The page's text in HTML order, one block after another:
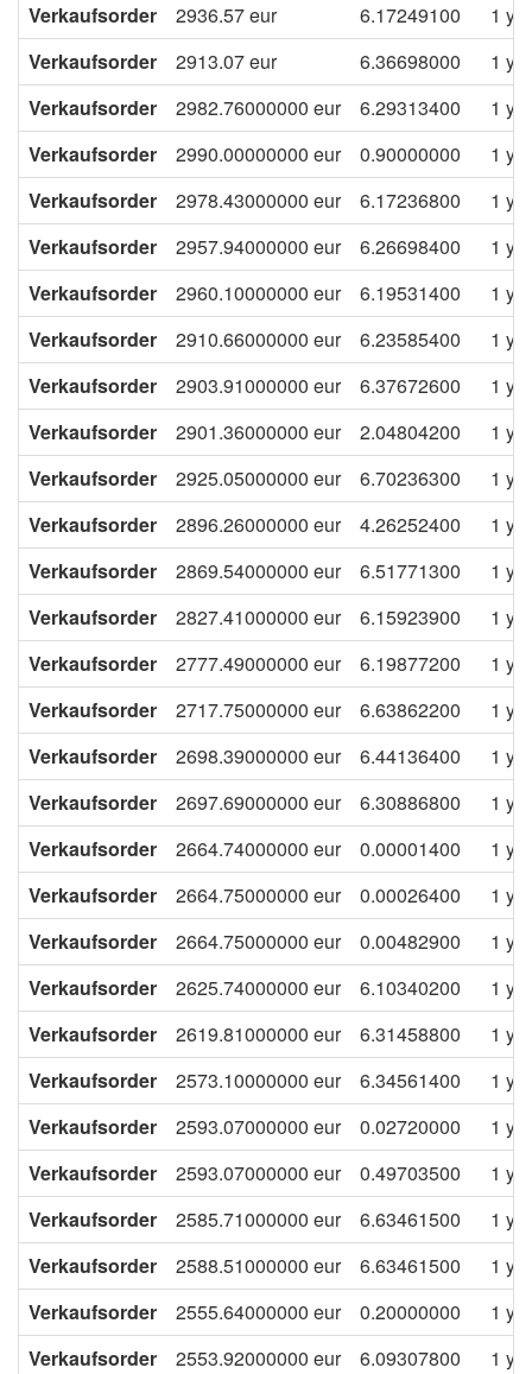
Verkaufsorder
2936.57eur 6.17249100
1
Verkaufsorder
2913.07eur 6.36698000
1
Verkaufsorder
2982.76000000 eur 6.29313400
1
Verkaufsorder
2990.00000000 eur 0.90000000
1
Verkaufsorder
2978.43000000 eur 6.17236800
1
Verkaufsorder
2957.94000000 eur 6.26698400
1
Verkaufsorder
2960.10000000 eur 6.19531400
1
Verkaufsorder
2910.66000000 eur 6.23585400
1
Verkaufsorder
2903.91000000 eur 6.37672600
1
Verkaufsorder
2901.36000000 eur 2.04804200
1
Verkaufsorder
2925.05000000 eur 6.70236300
1
Verkaufsorder
2896.26000000 eur 4.26252400
1
Verkaufsorder
2869.54000000 eur 6.51771300
1
Verkaufsorder
2827.41000000 eur 6.15923900
1
Verkaufsorder
2777.49000000 eur 6.19877200
1
Verkaufsorder
2717.75000000 eur 6.63862200
1
Verkaufsorder
2698.39000000 eur 6.44136400
1
Verkaufsorder
2697.69000000 eur 6.30886800
1
Verkaufsorder
2664.74000000 eur 0.00001400
1
Verkaufsorder
2664.75000000 eur 0.00026400
1
Verkaufsorder
2664.75000000 eur 0.00482900
1
Verkaufsorder
2625.74000000 eur 6.10340200
1
Verkaufsorder
2619.81000000 eur 6.31458800
1
Verkaufsorder
2573.10000000 eur 6.34561400
1
Verkaufsorder
2593.07000000 eur 0.02720000
1
Verkaufsorder
2593.07000000 eur 0.49703500
1
Verkaufsorder
2585.71000000 eur 6.63461500
1
Verkaufsorder
2588.51000000 eur 6.63461500
1
Verkaufsorder
2555.64000000 eur 0.20000000
1
Verkaufsorder
2553.92000000 eur 6.09307800
1